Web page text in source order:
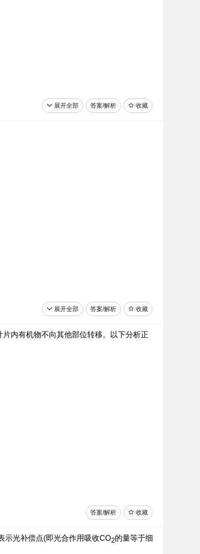
收藏
答案/解析
展开全部
收藏
答案/解析
展开全部
内有机物不向其他部位转移。以下分析正
收藏
答案/解析
示光补偿点(即光合作用吸收CO2的量等于细